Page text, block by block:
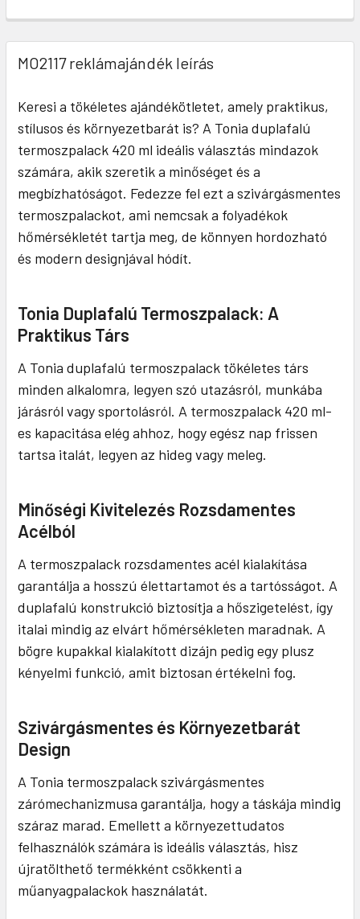
MO2117 reklámajándék leírás
Keresi a tökéletes ajándékötletet, amely praktikus,
stílusos és környezetbarát is? A Tonia duplafalú
termoszpalack 420 ml ideális választás mindazok
számára, akik szeretik a minőséget és a
megbízhatóságot. Fedezze fel ezt a szivárgásmentes
termoszpalackot, ami nemcsak a folyadékok
hőmérsékletét tartja meg, de könnyen hordozható
és modern designjával hódít.
Tonia Duplafalú Termoszpalack: A
Praktikus Társ
A Tonia duplafalú termoszpalack tökéletes társ
minden alkalomra, legyen szó utazásról, munkába
járásról vagy sportolásról. A termoszpalack 420 ml-
es kapacitása elég ahhoz, hogy egész nap frissen
tartsa italát, legyen az hideg vagy meleg.
Minőségi Kivitelezés Rozsdamentes
Acélból
A termoszpalack rozsdamentes acél kialakítása
garantálja a hosszú élettartamot és a tartósságot. A
duplafalú konstrukció biztosítja a hőszigetelést, így
italai mindig az elvárt hőmérsékleten maradnak. A
bögre kupakkal kialakított dizájn pedig egy plusz
kényelmi funkció, amit biztosan értékelni fog.
Szivárgásmentes és Környezetbarát
Design
A Tonia termoszpalack szivárgásmentes
zárómechanizmusa garantálja, hogy a táskája mindig
száraz marad. Emellett a környezettudatos
felhasználók számára is ideális választás, hisz
újratölthető termékként csökkenti a
műanyagpalackok használatát.